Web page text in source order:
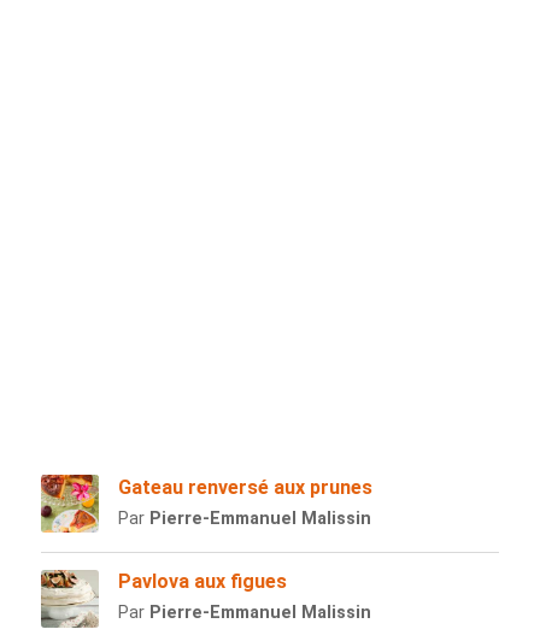
Gateau renversé aux prunes
Par Pierre-Emmanuel Malissin
Pavlova aux figues
Par Pierre-Emmanuel Malissin